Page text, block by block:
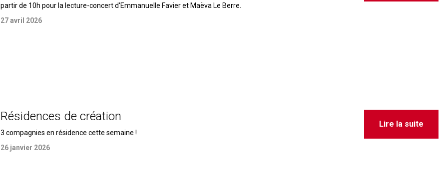
partir de 10h pour la lecture-concert d'Emmanuelle Favier et Maëva Le Berre.
27 avril 2026
Résidences de création
3 compagnies en résidence cette semaine !
26 janvier 2026
Lire la suite